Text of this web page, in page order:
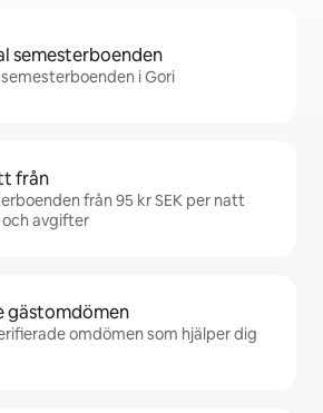
semesterboenden
i Gori
från
från 95 kr SEK per natt
avgifter
gästomdömen
omdömen som hjälper dig